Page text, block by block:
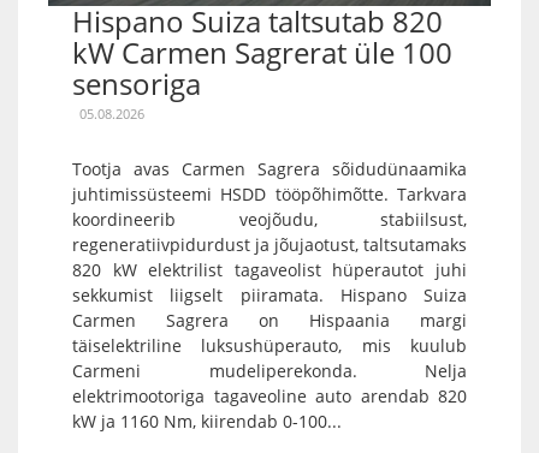
Hispano Suiza taltsutab 820
kW Carmen Sagrerat üle 100
sensoriga
05.08.2026
Tootja avas Carmen Sagrera sõidudünaamika
juhtimissüsteemi HSDD tööpõhimõtte. Tarkvara
koordineerib veojõudu, stabiilsust,
regeneratiivpidurdust ja jõujaotust, taltsutamaks
820 kW elektrilist tagaveolist hüperautot juhi
sekkumist liigselt piiramata. Hispano Suiza
Carmen Sagrera on Hispaania margi
täiselektriline luksushüperauto, mis kuulub
Carmeni mudeliperekonda. Nelja
elektrimootoriga tagaveoline auto arendab 820
kW ja 1160 Nm, kiirendab 0-100...